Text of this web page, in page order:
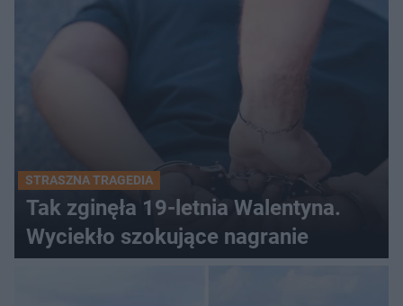
STRASZNA TRAGEDIA
Tak zginęła 19-letnia Walentyna.
Wyciekło szokujące nagranie